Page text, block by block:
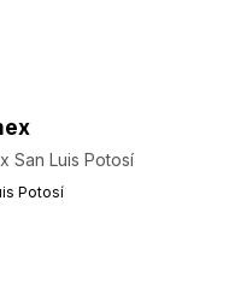
San Luis Potosí
Potosí